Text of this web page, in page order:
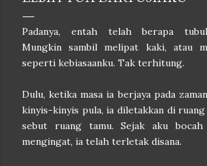
Padanya, entah telah berapa
Mungkin sambil melipat kaki, atau
seperti kebiasaanku. Tak terhitung.
Dulu, ketika masa ia berjaya pada
kinyis-kinyis pula, ia diletakkan di
sebut ruang tamu. Sejak aku
mengingat, ia telah terletak disana.